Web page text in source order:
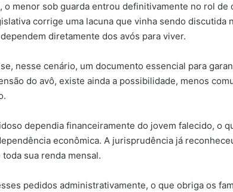
o menor sob guarda entrou definitivamente no rol de
corrige uma lacuna que vinha sendo discutida
diretamente dos avós para viver.
nesse cenário, um documento essencial para
do avô, existe ainda a possibilidade, menos
dependia financeiramente do jovem falecido, o
econômica. A jurisprudência já
sua renda mensal.
pedidos administrativamente, o que obriga os